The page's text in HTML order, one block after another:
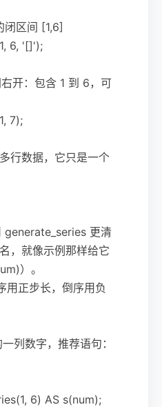
区间 [1,6]
6, '[]');
开：包含 1 到 6，可
7);
行数据，它只是一个
generate_series 更清
，就像示例那样给它
）。
用正步长，倒序用负
列数字，推荐语句：
6) AS s(num);